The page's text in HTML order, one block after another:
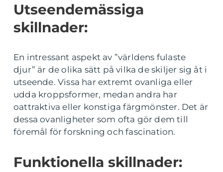
Utseendemässiga
skillnader:
En intressant aspekt av ”världens fulaste
djur” är de olika sätt på vilka de skiljer sig åt i
utseende. Vissa har extremt ovanliga eller
udda kroppsformer, medan andra har
oattraktiva eller konstiga färgmönster. Det är
dessa ovanligheter som ofta gör dem till
föremål för forskning och fascination.
Funktionella skillnader: